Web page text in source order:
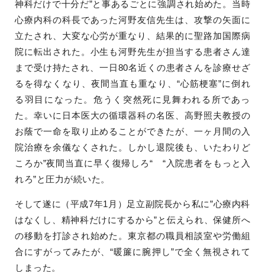
神科だけで十分だ”と事あるごとに強調され始めた。当時
心療内科の科長であった河野友信先生は、攻撃の矢面に
立たされ、大変な心労が重なり、結果的に聖路加国際病
院に転出された。小生も河野先生が担当する患者さん達
まで受け持たされ、一日80名近くの患者さんを診療せざ
るを得なくなり、夜間当直も重なり、“心筋梗塞”に倒れ
る羽目になった。危うく突然死に見舞われる所であっ
た。幸いに日本医大の循環器科の名医、高野照夫教授の
お蔭で一命を取り止めることができたが、一ヶ月間の入
院治療を余儀なくされた。しかし退院後も、いたわりど
ころか”夜間当直に早く復帰しろ“ “入院患者をもっと入
れろ”と圧力が続いた。
そして遂に（平成7年1月）足立副院長から私に”心療内科
はなくし、精神科だけにするから”と伝えられ、保健所へ
の移動を打診され始めた。東京都の職員相談室や労働組
合にすがってみたが、“暖簾に腕押し”で全く無視されて
しまった。